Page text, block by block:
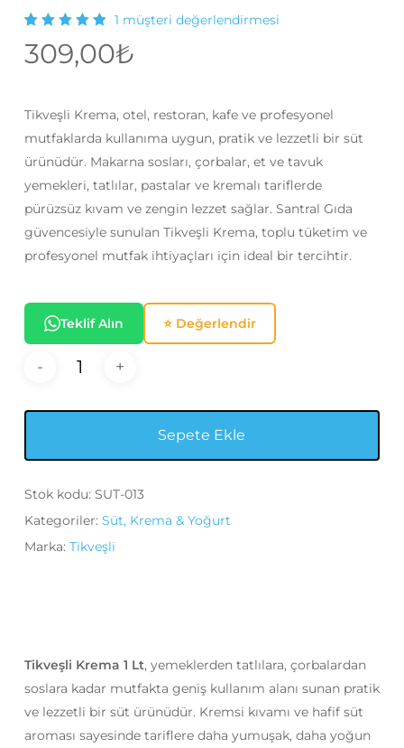
puanına
dayanarak
puan
1 müşteri değerlendirmesi
309,00₺
Tikveşli Krema, otel, restoran, kafe ve profesyonel
mutfaklarda kullanıma uygun, pratik ve lezzetli bir süt
ürünüdür. Makarna sosları, çorbalar, et ve tavuk
yemekleri, tatlılar, pastalar ve kremalı tariflerde
pürüzsüz kıvam ve zengin lezzet sağlar. Santral Gıda
güvencesiyle sunulan Tikveşli Krema, toplu tüketim ve
profesyonel mutfak ihtiyaçları için ideal bir tercihtir.
Teklif Alın ⭐ Değerlendir
Sepete Ekle
Stok kodu: SUT-013
Kategoriler: Süt, Krema & Yoğurt
Marka: Tikveşli
Tikveşli Krema 1 Lt, yemeklerden tatlılara, çorbalardan
soslara kadar mutfakta geniş kullanım alanı sunan pratik
ve lezzetli bir süt ürünüdür. Kremsi kıvamı ve hafif süt
aroması sayesinde tariflere daha yumuşak, daha yoğun